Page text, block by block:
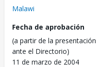
Malawi
Fecha de aprobación
(a partir de la presentación
ante el Directorio)
11 de marzo de 2004